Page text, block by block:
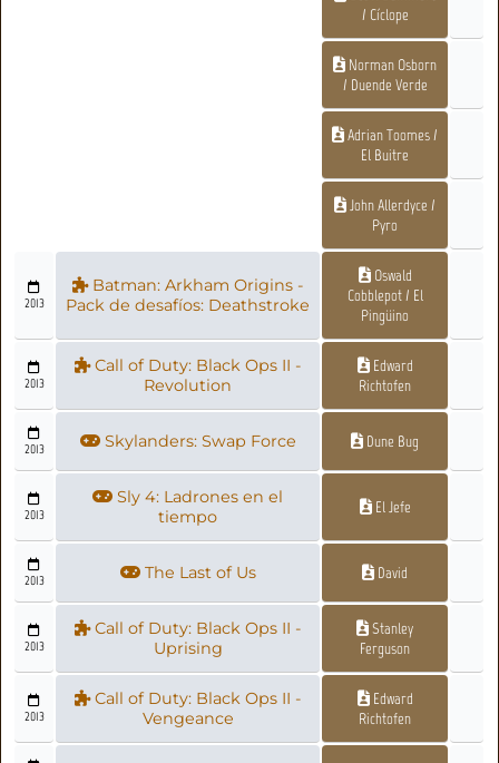
/ Cíclope
Norman Osborn
/ Duende Verde
Adrian Toomes /
El Buitre
John Allerdyce /
Pyro
2013
Batman: Arkham Origins -
Pack de desafíos: Deathstroke
Oswald
Cobblepot / El
Pingüino
2013
Call of Duty: Black Ops II -
Revolution
Edward
Richtofen
2013 Skylanders: Swap Force Dune Bug
2013
Sly 4: Ladrones en el
tiempo
El Jefe
2013 The Last of Us David
2013
Call of Duty: Black Ops II -
Uprising
Stanley
Ferguson
2013
Call of Duty: Black Ops II -
Vengeance
Edward
Richtofen